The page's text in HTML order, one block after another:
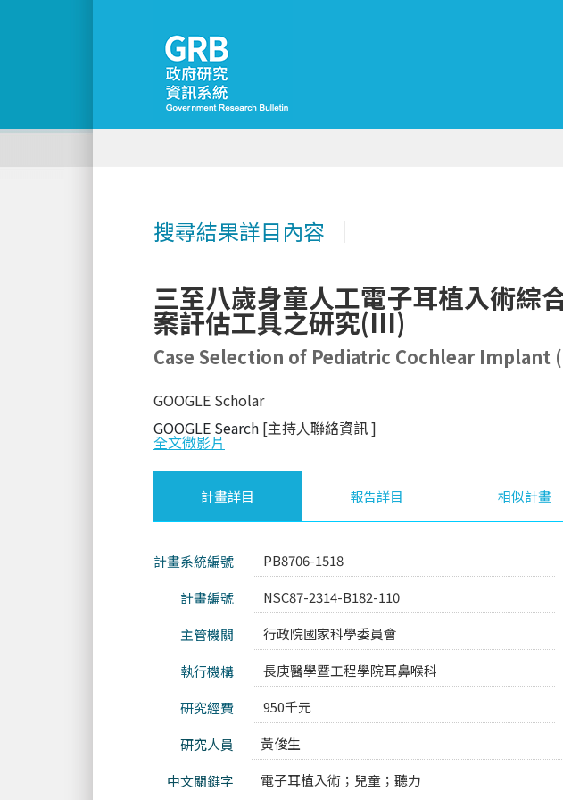
搜尋結果詳目內容
三至八歲身童人工電子耳植入術綜
案訐估工具之研究(III)
Case Selection of Pediatric Cochlear Implant
GOOGLE Scholar
GOOGLE Search [主持人聯絡資訊]
全文微影片
計畫詳目 報告詳目 相似計畫
計畫系統編號 PB8706-1518
計畫編號
NSC87-2314-B182-110
主管機關
行政院國家科學委員會
執行機構
長庚醫學暨工程學院耳鼻喉科
研究經費
950千元
研究人員
黃俊生
中文關鍵字
電子耳植入術；兒童；聽力